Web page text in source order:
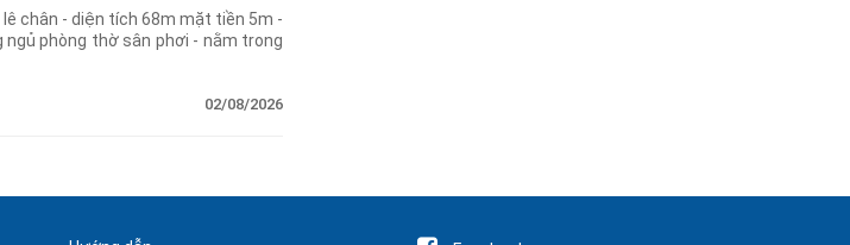
chân - diện tích 68m mặt tiền 5m -
ngủ phòng thờ sân phơi - nằm trong
02/08/2026